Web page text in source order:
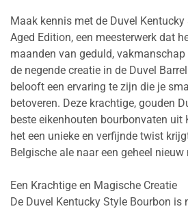
Maak kennis met de Duvel
Aged Edition, een meesterwerk dat
maanden van geduld,
de negende creatie in de Duvel
belooft een ervaring te zijn die je
betoveren. Deze krachtige, gouden
beste eikenhouten bourbonvaten uit
het een unieke en verfijnde twist
Belgische ale naar een geheel
Een Krachtige en Magische Creatie
De Duvel Kentucky Style Bourbon is